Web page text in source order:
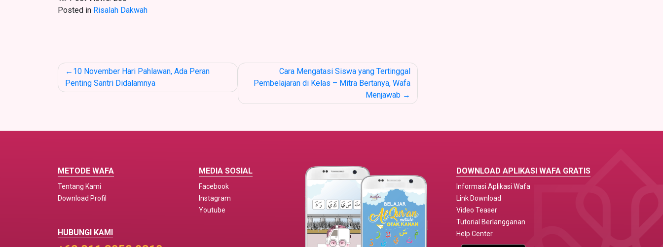
Posted in Risalah Dakwah
Post
navigation
10 November Hari Pahlawan, Ada Peran
Penting Santri Didalamnya
Cara Mengatasi Siswa yang Tertinggal
Pembelajaran di Kelas – Mitra Bertanya, Wafa
Menjawab
METODE WAFA
Tentang Kami
Download Profil
MEDIA SOSIAL
Facebook
Instagram
Youtube
HUBUNGI KAMI
DOWNLOAD APLIKASI WAFA GRATIS
Informasi Aplikasi Wafa
Link Download
Video Teaser
Tutorial Berlangganan
Help Center